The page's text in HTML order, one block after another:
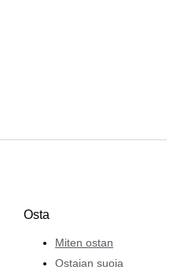
Osta
Miten ostan
Ostajan suoja